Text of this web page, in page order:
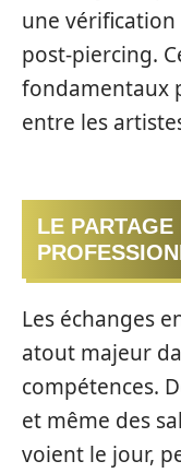
une vérification
post-piercing.
fondamentaux
entre les
LE PARTAGE
Les échanges
atout majeur
compétences.
et même des
voient le jour,